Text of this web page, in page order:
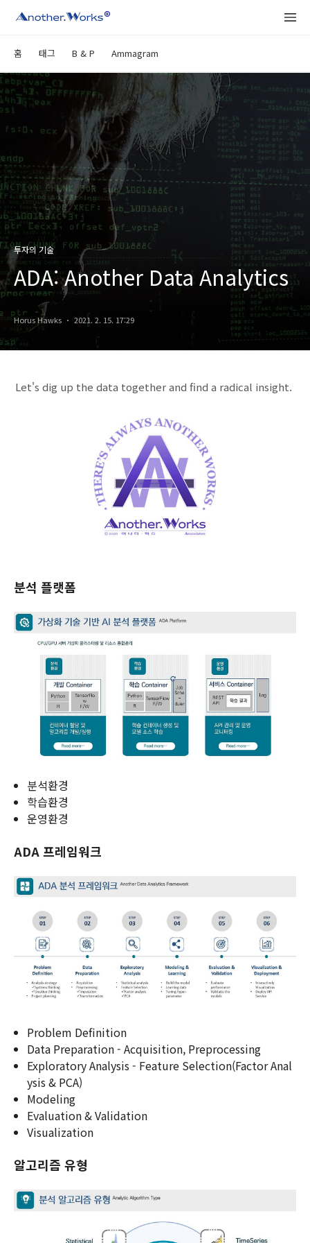
홈 태그 B & P Ammagram
투자의 기술
ADA: Another Data Analytics
Horus Hawks 2021. 2. 15. 17:29
Let's dig up the data together and find a radical insight.
분석 플랫폼
분석환경
학습환경
운영환경
ADA 프레임워크
Problem Definition
Data Preparation - Acquisition, Preprocessing
Exploratory Analysis - Feature Selection(Factor Anal
ysis & PCA)
Modeling
Evaluation & Validation
Visualization
알고리즘 유형